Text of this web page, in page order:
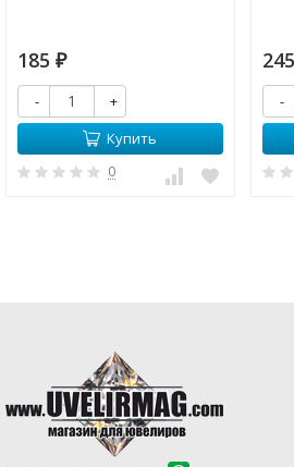
185 ₽
-
+
Купить
0
245
-